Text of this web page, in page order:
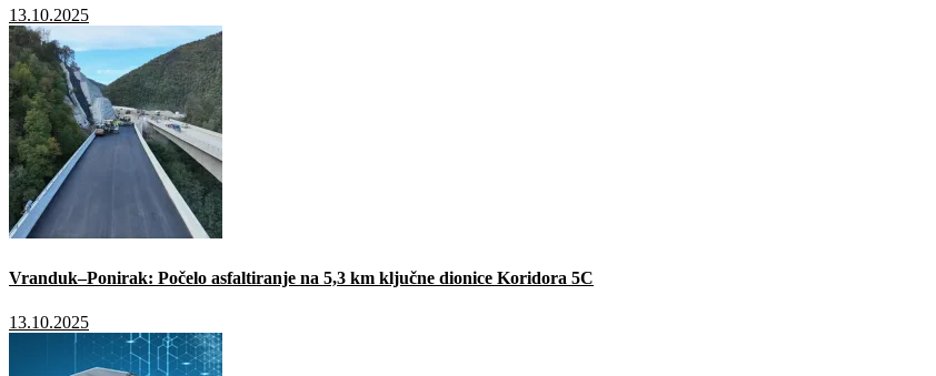
13.10.2025
Vranduk–Ponirak: Počelo asfaltiranje na 5,3 km ključne dionice Koridora 5C
13.10.2025